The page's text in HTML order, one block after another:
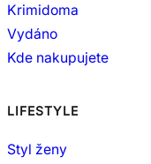
Krimidoma
Vydáno
Kde nakupujete
LIFESTYLE
Styl ženy